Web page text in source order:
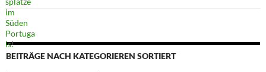
BEITRÄGE NACH KATEGORIEREN SORTIERT